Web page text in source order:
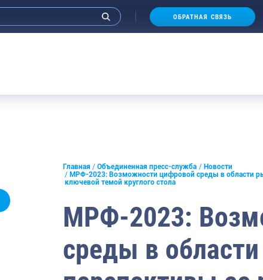
Анонсы
Отраслевые СМИ
Выставки и конференции
Рыбоохрана России
ОБРАТНАЯ СВЯЗЬ
Главная Объединенная пресс-служба
Новости
МРФ-2023: Возможности цифровой среды в области
ключевой темой круглого стола
МРФ-2023:
среды в